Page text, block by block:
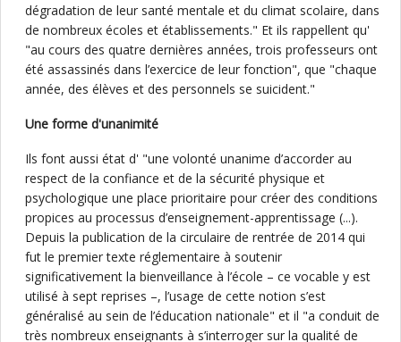
dégradation de leur santé mentale et du climat scolaire, dans
de nombreux écoles et établissements." Et ils rappellent qu'
"au cours des quatre dernières années, trois professeurs ont
été assassinés dans l’exercice de leur fonction", que "chaque
année, des élèves et des personnels se suicident."
Une forme d'unanimité
Ils font aussi état d' "une volonté unanime d’accorder au
respect de la confiance et de la sécurité physique et
psychologique une place prioritaire pour créer des conditions
propices au processus d’enseignement-apprentissage (...).
Depuis la publication de la circulaire de rentrée de 2014 qui
fut le premier texte réglementaire à soutenir
significativement la bienveillance à l’école – ce vocable y est
utilisé à sept reprises –, l’usage de cette notion s’est
généralisé au sein de l’éducation nationale" et il "a conduit de
très nombreux enseignants à s’interroger sur la qualité de